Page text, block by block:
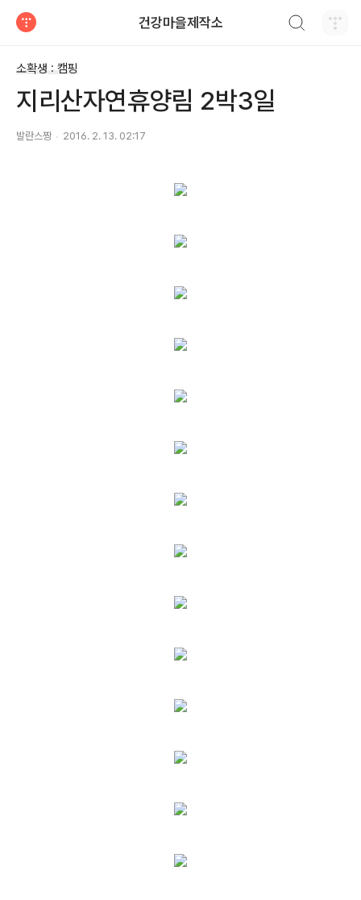
건강마을제작소
소확생 : 캠핑
지리산자연휴양림 2박3일
발란스짱 2016. 2. 13. 02:17